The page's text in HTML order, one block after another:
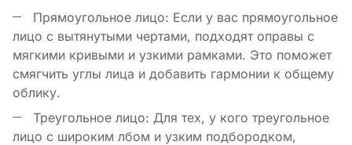
Прямоугольное лицо: Если у вас прямоугольное
лицо с вытянутыми чертами, подходят оправы с
мягкими кривыми и узкими рамками. Это поможет
смягчить углы лица и добавить гармонии к общему
облику.
Треугольное лицо: Для тех, у кого треугольное
лицо с широким лбом и узким подбородком,